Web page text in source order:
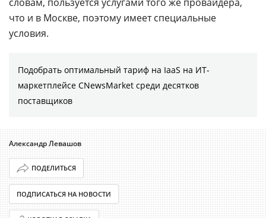
что и в Москве, поэтому имеет специальные
условия.
Подобрать оптимальный тариф на IaaS на ИТ-
маркетплейсе CNewsMarket среди десятков
поставщиков
Александр Левашов
ПОДЕЛИТЬСЯ
ПОДПИСАТЬСЯ НА НОВОСТИ